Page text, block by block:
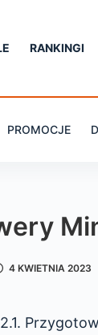
RANKINGI
PROMOCJE
4 KWIETNIA 2023